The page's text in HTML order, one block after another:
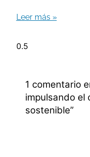
Leer más »
1 comentario
impulsando el
sostenible”